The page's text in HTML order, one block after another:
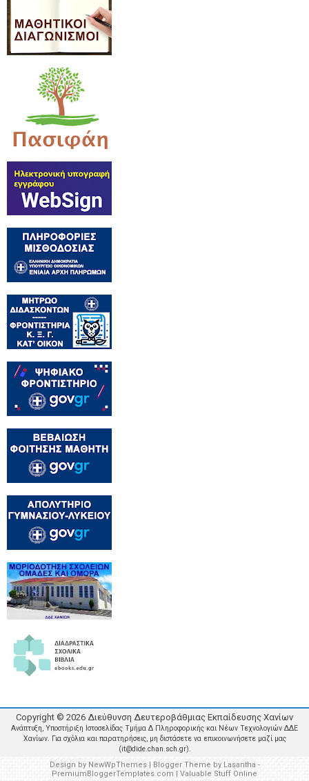
Copyright © 2026 Διεύθυνση Δευτεροβάθμιας Εκπαίδευσης Χανίων
Ανάπτυξη, Υποστήριξη Ιστοσελίδας Τμήμα Δ Πληροφορικής και Νέων Τεχνολογιών ΔΔΕ
Χανίων. Για σχόλια και παρατηρήσεις, μη διστάσετε να επικοινωνήσετε μαζί μας
(it@dide.chan.sch.gr).
Design by NewWpThemes| Blogger Theme by Lasantha -
PremiumBloggerTemplates.com| Valuable Stuff Online